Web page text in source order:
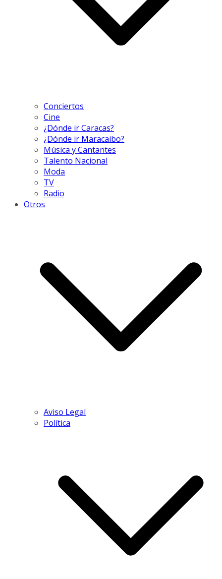
Conciertos
Cine
¿Dónde ir Caracas?
¿Dónde ir Maracaibo?
Música y Cantantes
Talento Nacional
Moda
TV
Radio
Otros
Aviso Legal
Política